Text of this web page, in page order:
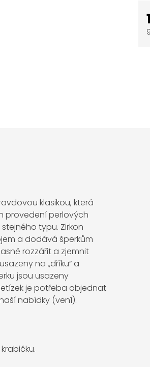
klasikou, která
provedení perlových
typu. Zirkon
a dodává šperkům
rozzářit a zjemnit
na „dříku“ a
jsou usazeny
je potřeba objednat
nabídky (ven1).